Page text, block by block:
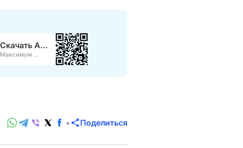
Скачать APK
Максимум функций
Поделиться